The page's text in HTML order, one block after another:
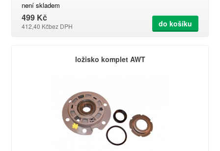
není skladem
499 Kč
412,40 Kčbez DPH do košíku
ložisko komplet AWT